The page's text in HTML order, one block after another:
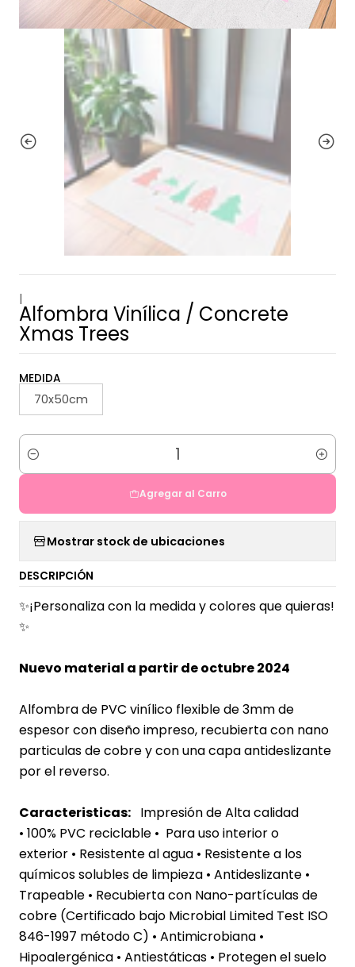
|
Alfombra Vinílica / Concrete
Xmas Trees
MEDIDA
70x50cm
Cantidad
Agregar al Carro
Mostrar stock de ubicaciones
DESCRIPCIÓN
✨¡Personaliza con la medida y colores que quieras!
✨
Nuevo material a partir de octubre 2024
Alfombra de PVC vinílico flexible de 3mm de
espesor con diseño impreso, recubierta con nano
particulas de cobre y con una capa antideslizante
por el reverso.
Caracteristicas: Impresión de Alta calidad
• 100% PVC reciclable • Para uso interior o
exterior • Resistente al agua • Resistente a los
químicos solubles de limpieza • Antideslizante •
Trapeable • Recubierta con Nano-partículas de
cobre (Certificado bajo Microbial Limited Test ISO
846-1997 método C) • Antimicrobiana •
Hipoalergénica • Antiestáticas • Protegen el suelo